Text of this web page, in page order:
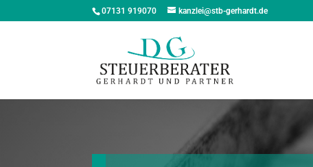
07131 919070 kanzlei@stb-gerhardt.de